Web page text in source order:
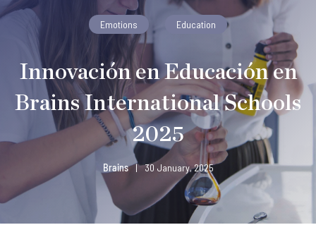
Emotions Education
Innovación en Educación en
Brains International Schools
2025
Brains | 30 January, 2025